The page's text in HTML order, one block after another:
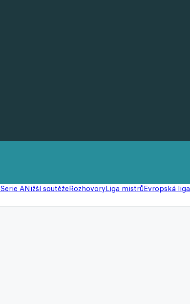
Serie ANižší soutěžeRozhovoryLiga mistrůEvropská liga